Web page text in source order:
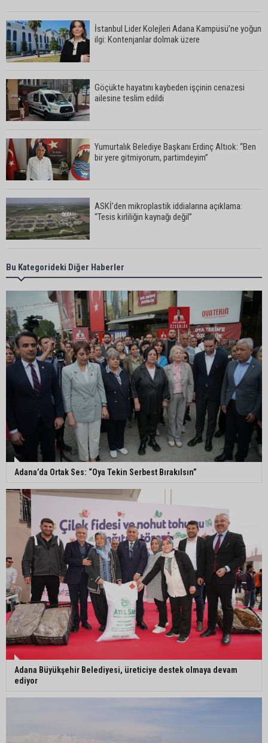
İstanbul Lider Kolejleri Adana Kampüsü’ne yoğun
ilgi: Kontenjanlar dolmak üzere
Göçükte hayatını kaybeden işçinin cenazesi
ailesine teslim edildi
Yumurtalık Belediye Başkanı Erdinç Altıok: “Ben
bir yere gitmiyorum, partimdeyim”
ASKİ’den mikroplastik iddialarına açıklama:
“Tesis kirliliğin kaynağı değil”
Feke’de mahalle çalışmaları sahada
değerlendirildi
AK Parti Adana İl Başkanı Mustafa Özkan:
"Türkiye Yüzyılına güçlü teşkilatımızla yürüyoruz"
Kozan’da Yaz Konserleri Akdam’da şenliğe
dönüştü
Adana’da sıcaklık alarmı: Hissedilen 43 dereceyi
bulacak
Yumurtalık’ta ulaşım çalışmaları hızlandı: Yol ve
kaldırımlar yenileniyor
Otoyolda akılalmaz olay: Önce çaldılar, sonra
“Hırsız çok” diye uyardılar
Bu Kategorideki Diğer Haberler
Adana’da Ortak Ses: “Oya Tekin Serbest Bırakılsın”
Adana Büyükşehir Belediyesi, üreticiye destek olmaya devam
ediyor